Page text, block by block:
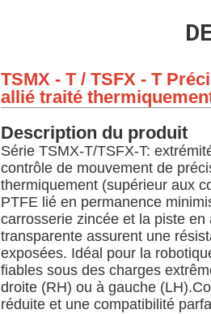
TSMX - T / TSFX - T
allié traité
Description du produit
Série TSMX-T/TSFX-T:
contrôle de mouvement de
thermiquement (supérieur aux
PTFE lié en permanence
carrosserie zincée et la piste
transparente assurent une
exposées. Idéal pour la
fiables sous des charges
droite (RH) ou à gauche
réduite et une compatibilité